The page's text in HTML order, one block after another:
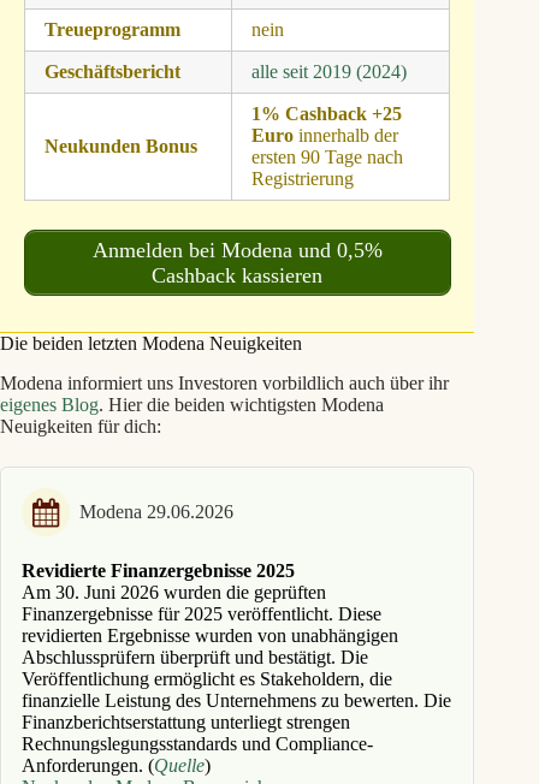
Treueprogramm nein
Geschäftsbericht alle seit 2019 (2024)
Neukunden Bonus
1% Cashback +25
Euroinnerhalb der
ersten 90 Tage nach
Registrierung
Anmelden bei Modena und 0,5%
Cashback kassieren
Die beiden letzten Modena Neuigkeiten
Modena informiert uns Investoren vorbildlich auch über ihr
eigenes Blog. Hier die beiden wichtigsten Modena
Neuigkeiten für dich:
Modena 29.06.2026
Revidierte Finanzergebnisse 2025
Am 30. Juni 2026 wurden die geprüften
Finanzergebnisse für 2025 veröffentlicht. Diese
revidierten Ergebnisse wurden von unabhängigen
Abschlussprüfern überprüft und bestätigt. Die
Veröffentlichung ermöglicht es Stakeholdern, die
finanzielle Leistung des Unternehmens zu bewerten. Die
Finanzberichts­erstattung unterliegt strengen
Rechnungslegungs­standards und Compliance-
Anforderungen. (Quelle)